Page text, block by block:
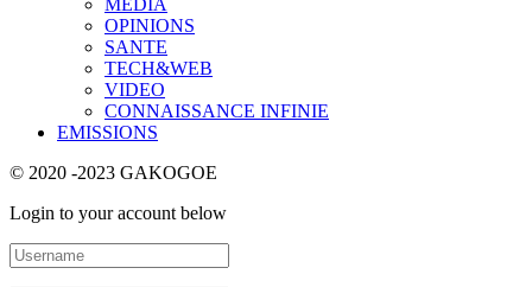
OPINIONS
SANTE
TECH&WEB
VIDEO
CONNAISSANCE INFINIE
EMISSIONS
© 2020 -2023 GAKOGOE
Login to your account below